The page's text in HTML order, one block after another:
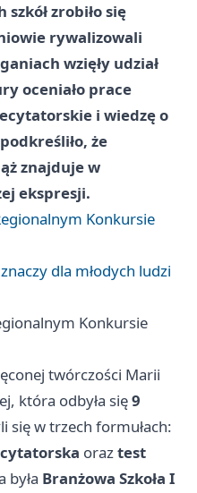
zrobiło się
rywalizowali
wzięły udział
oceniało prace
i wiedzę o
że
znajduje w
ekspresji.
Konkursie
dla młodych ludzi
Konkursie
twórczości Marii
która odbyła się9
się w trzech formułach:
oraztest
była Branżowa Szkoła I